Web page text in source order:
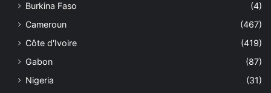
Burkina Faso
(4)
Cameroun
(467)
Côte d'Ivoire
(419)
Gabon
(87)
Nigeria
(31)